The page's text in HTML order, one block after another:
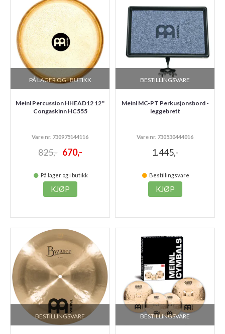
PÅ LAGER OG I BUTIKK
Meinl Percussion HHEAD12 12''
Congaskinn HC555
Vare nr. 730975144116
825,- 670,-
På lager og i butikk
KJØP
BESTILLINGSVARE
Meinl MC-PT Perkusjonsbord -
leggebrett
Vare nr. 730530444016
1.445,-
Bestillingsvare
KJØP
BESTILLINGSVARE BESTILLINGSVARE